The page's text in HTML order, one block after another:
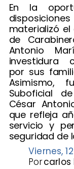
En la
materializó
de
Antonio
investidura
por sus
Asimismo,
Suboficial
César
que refleja
servicio y
seguridad de
Viernes,
carlos
Por